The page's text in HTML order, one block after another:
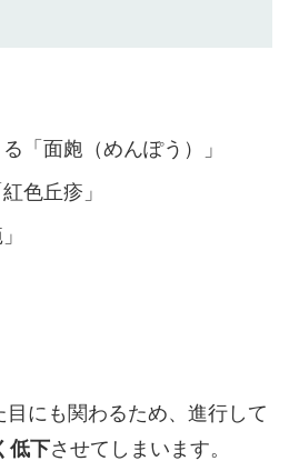
「面皰（めんぽう）」
色丘疹」
にも関わるため、進行して
低下させてしまいます。